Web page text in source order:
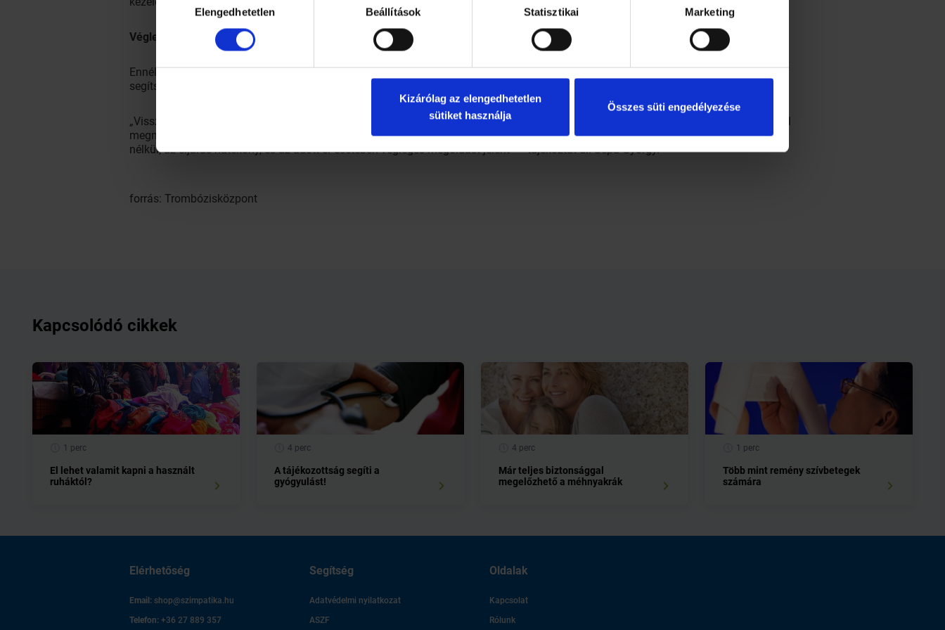
kiválasztásaElengedhetetlen Beállítások Statisztikai Marketing
Kizárólag az elengedhetetlen
sütiket használja
Összes süti engedélyezése
Végleges megoldás
Ennél a betegségnél, ha ténylegesen szeretnénk megszabadulni a kitüremkedő, sajgó erektől, akkor fel kell keresnünk egy orvost, aki
segítségünkre lehet.
„Visszeresség esetében a legcélravezetőbb megoldás a műtét. Ezt ma már el lehet végezni úgy is, hogy a beteg lábát nem kell szikével
megnyitni. Egy különleges géppel, rádiófrekvenciás kezeléssel lehet a visszereket lezárni, eltüntetni, altatás vagy gerincérzéstelenítés
nélkül; az eljárás hatékony, és az adott ér esetében végleges megoldást jelent” – tájékoztat dr. Sepa György.
forrás: Trombózisközpont
Kapcsolódó cikkek
1 perc
El lehet valamit kapni a használt
ruháktól?
4 perc
A tájékozottság segíti a
gyógyulást!
4 perc
Már teljes biztonsággal
megelőzhető a méhnyakrák
1 perc
Több mint remény szívbetegek
számára
Elérhetőség
Email: shop@szimpatika.hu
Telefon: +36 27 889 357
Segítség
Adatvédelmi nyilatkozat
ASZF
Oldalak
Kapcsolat
Rólunk